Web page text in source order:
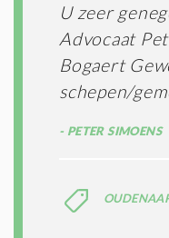
U zeer
Advocaat
Bogaert
schepen/
PETER SIMOENS